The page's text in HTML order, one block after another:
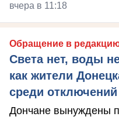
вчера в 11:18
Обращение в
Света нет, воды
как жители
среди отключений
Дончане вынуждены